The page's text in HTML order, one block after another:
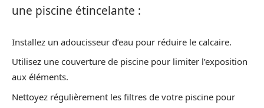
une piscine étincelante :
Installez un adoucisseur d’eau pour réduire le calcaire.
Utilisez une couverture de piscine pour limiter l’exposition
aux éléments.
Nettoyez régulièrement les filtres de votre piscine pour